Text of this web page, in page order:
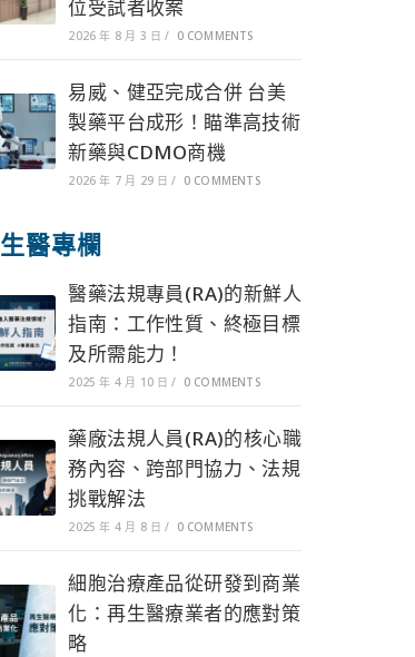
位受試者收案
2026 年 8 月 3 日 / 0 COMMENTS
易威、健亞完成合併 台美
製藥平台成形！瞄準高技術
新藥與CDMO商機
2026 年 7 月 29 日 / 0 COMMENTS
生醫專欄
醫藥法規專員(RA)的新鮮人
指南：工作性質、終極目標
及所需能力！
2025 年 4 月 10 日 / 0 COMMENTS
藥廠法規人員(RA)的核心職
務內容、跨部門協力、法規
挑戰解法
2025 年 4 月 8 日 / 0 COMMENTS
細胞治療產品從研發到商業
化：再生醫療業者的應對策
略